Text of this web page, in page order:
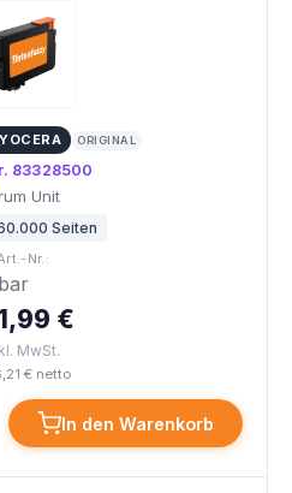
ORIGINAL
83328500
Unit
Seiten
Nr.:
€
MwSt.
€ netto
In den Warenkorb